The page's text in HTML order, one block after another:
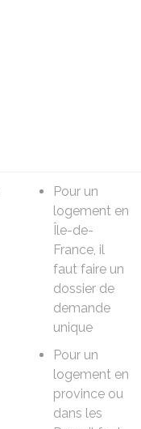
Pour un
logement en
Île-de-
France, il
faut faire un
dossier de
demande
unique
Pour un
logement en
province ou
dans les